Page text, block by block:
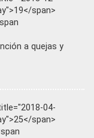
span>
a quejas y
04-
span>